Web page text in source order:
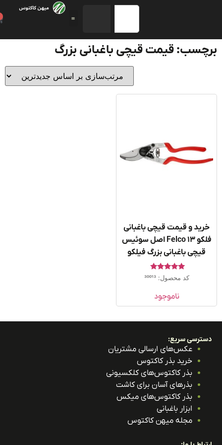
قیمت قیچی باغبانی بزرگ
و قیمت قیچی باغبانی
فلکو Felco 13 اصل سوئیس
قیچی باغبانی بزرگ فیلکو
امتیاز
5.00
کد محصول: 30013
ناموجود
سریع:
عکس‌های ارسالی مشتریان
خرید بذر کاکتوس
بذر کاکتوس‌های کلکسیونی
بذرهای آسان برای کاشت
بذر کاکتوس‌های میکس
ابزار باغبانی
مجله میهن کاکتوس